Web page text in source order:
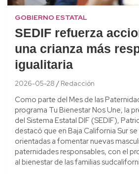
GOBIERNO ESTATAL
SEDIF refuerza
una crianza más
igualitaria
2026-05-28 Redacción
Como parte del Mes de las
programa Tu Bienestar Nos Une, la
del Sistema Estatal DIF (SEDIF),
destacó que en Baja California Sur
orientadas a fomentar nuevas
paternidades responsables, con el
al bienestar de las familias